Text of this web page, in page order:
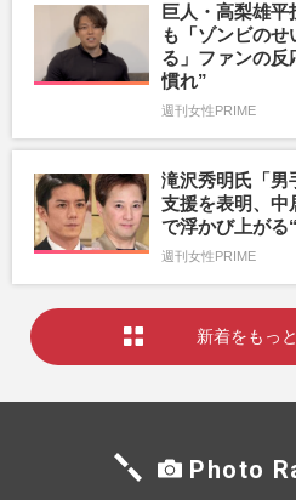
巨人・高梨雄
も「ゾンビのせ
る」ファンの反
慣れ”
週刊女性PRIME
滝沢秀明氏「男
支援を表明、中
で浮かび上がる
週刊女性PRIME
新着をもっ
Photo